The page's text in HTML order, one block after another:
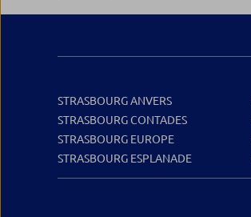
STRASBOURG ANVERS
STRASBOURG CONTADES
STRASBOURG EUROPE
STRASBOURG ESPLANADE